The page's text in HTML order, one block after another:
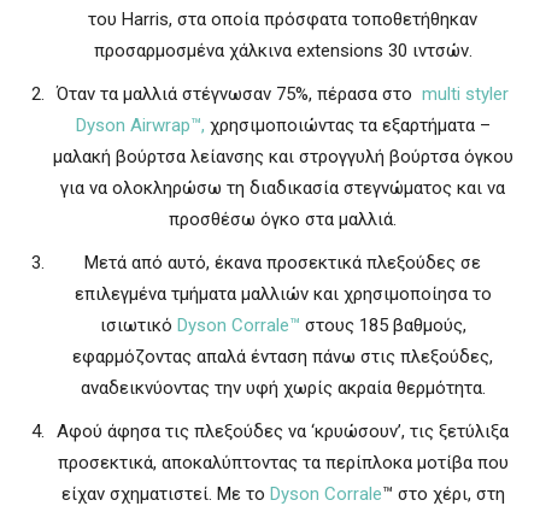
του Harris, στα οποία πρόσφατα τοποθετήθηκαν
προσαρμοσμένα χάλκινα extensions 30 ιντσών.
Όταν τα μαλλιά στέγνωσαν 75%, πέρασα στο multi styler
Dyson Airwrap™, χρησιμοποιώντας τα εξαρτήματα –
μαλακή βούρτσα λείανσης και στρογγυλή βούρτσα όγκου
για να ολοκληρώσω τη διαδικασία στεγνώματος και να
προσθέσω όγκο στα μαλλιά.
Μετά από αυτό, έκανα προσεκτικά πλεξούδες σε
επιλεγμένα τμήματα μαλλιών και χρησιμοποίησα το
ισιωτικό Dyson Corrale™ στους 185 βαθμούς,
εφαρμόζοντας απαλά ένταση πάνω στις πλεξούδες,
αναδεικνύοντας την υφή χωρίς ακραία θερμότητα.
Αφού άφησα τις πλεξούδες να ‘κρυώσουν’, τις ξετύλιξα
προσεκτικά, αποκαλύπτοντας τα περίπλοκα μοτίβα που
είχαν σχηματιστεί. Με το Dyson Corrale™ στο χέρι, στη